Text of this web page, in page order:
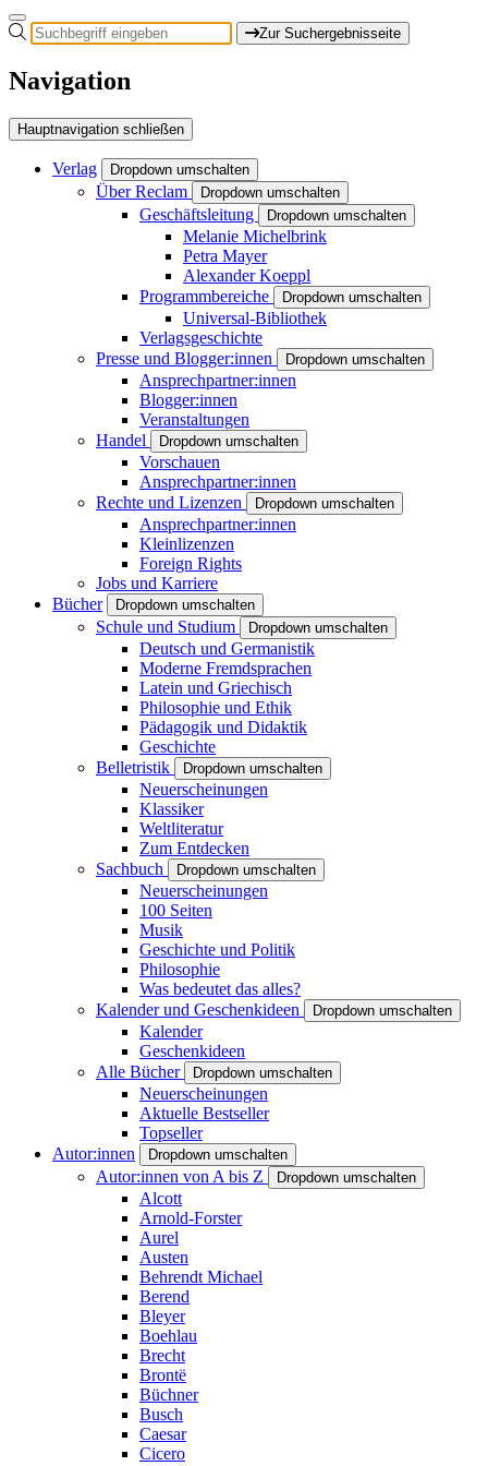
Zur Suchergebnisseite
Navigation
Hauptnavigation schließen
Verlag Dropdown umschalten
Über Reclam Dropdown umschalten
Geschäftsleitung Dropdown umschalten
Melanie Michelbrink
Petra Mayer
Alexander Koeppl
Programmbereiche
Dropdown umschalten
Universal-Bibliothek
Verlagsgeschichte
Presse und Blogger:innen
Dropdown umschalten
Ansprechpartner:innen
Blogger:innen
Veranstaltungen
Handel
Dropdown umschalten
Vorschauen
Ansprechpartner:innen
Rechte und Lizenzen
Dropdown umschalten
Ansprechpartner:innen
Kleinlizenzen
Foreign Rights
Jobs und Karriere
Bücher
Dropdown umschalten
Schule und Studium Dropdown umschalten
Deutsch und Germanistik
Moderne Fremdsprachen
Latein und Griechisch
Philosophie und Ethik
Pädagogik und Didaktik
Geschichte
Belletristik
Dropdown umschalten
Neuerscheinungen
Klassiker
Weltliteratur
Zum Entdecken
Sachbuch
Dropdown umschalten
Neuerscheinungen
100 Seiten
Musik
Geschichte und Politik
Philosophie
Was bedeutet das alles?
Kalender und Geschenkideen
Dropdown umschalten
Kalender
Geschenkideen
Alle Bücher
Dropdown umschalten
Neuerscheinungen
Aktuelle Bestseller
Topseller
Autor:innen
Dropdown umschalten
Autor:innen von A bis Z Dropdown umschalten
Alcott
Arnold-Forster
Aurel
Austen
Behrendt Michael
Berend
Bleyer
Boehlau
Brecht
Brontë
Büchner
Busch
Caesar
Cicero